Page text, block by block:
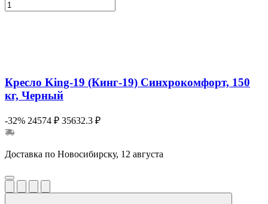
Кресло King-19 (Кинг-19) Синхрокомфорт, 150
кг, Черный
-32% 24574 ₽ 35632.3 ₽
Доставка по Новосибирску, 12 августа